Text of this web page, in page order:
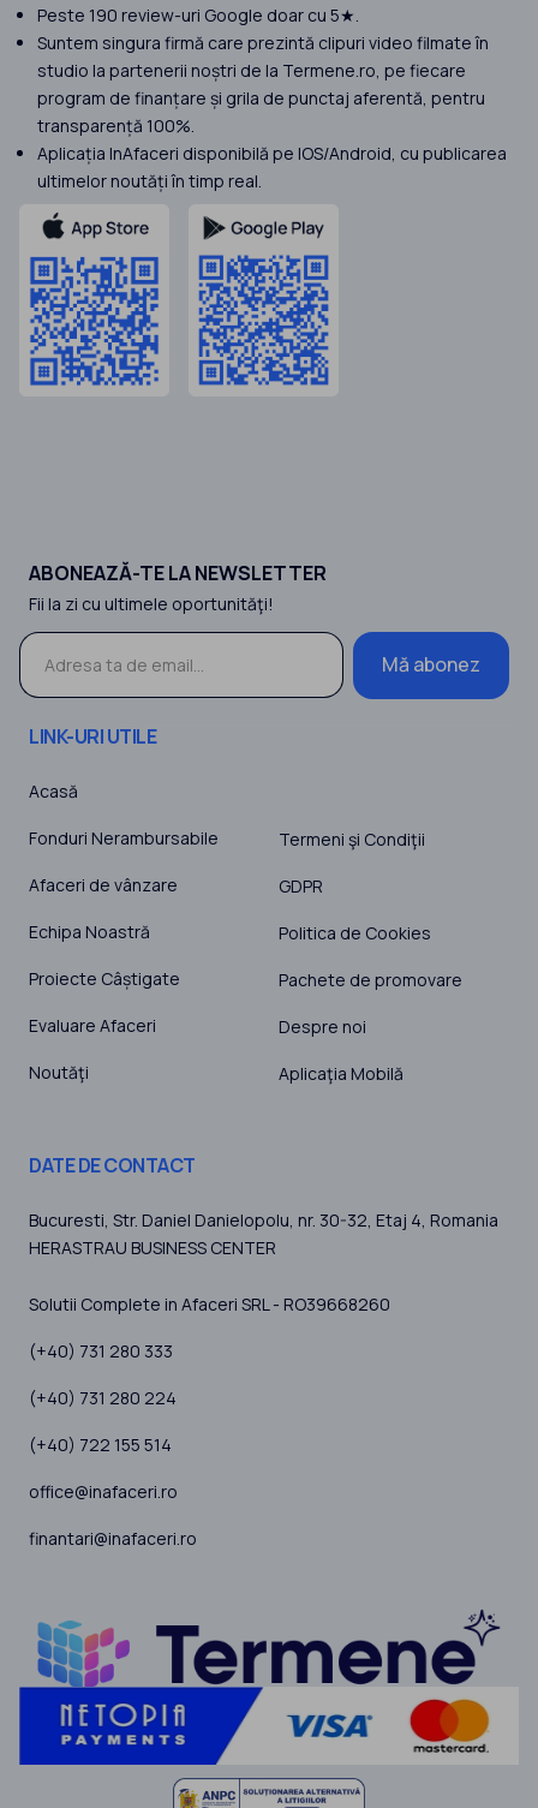
Peste 190 review-uri Google doar cu 5★.
Suntem singura firmă care prezintă clipuri video filmate în
studio la partenerii noștri de la Termene.ro, pe fiecare
program de finanțare și grila de punctaj aferentă, pentru
transparență 100%.
Aplicația InAfaceri disponibilă pe IOS/Android, cu publicarea
ultimelor noutăți în timp real.
ABONEAZĂ-TE LA NEWSLETTER
Fii la zi cu ultimele oportunităţi!
Mă abonez
LINK-URI UTILE
Acasă
Fonduri Nerambursabile
Afaceri de vânzare
Echipa Noastră
Proiecte Câștigate
Evaluare Afaceri
Noutăţi
Termeni şi Condiţii
GDPR
Politica de Cookies
Pachete de promovare
Despre noi
Aplicaţia Mobilă
DATE DE CONTACT
Bucuresti, Str. Daniel Danielopolu, nr. 30-32, Etaj 4, Romania
HERASTRAU BUSINESS CENTER
Solutii Complete in Afaceri SRL - RO39668260
(+40) 731 280 333
(+40) 731 280 224
(+40) 722 155 514
office@inafaceri.ro
finantari@inafaceri.ro